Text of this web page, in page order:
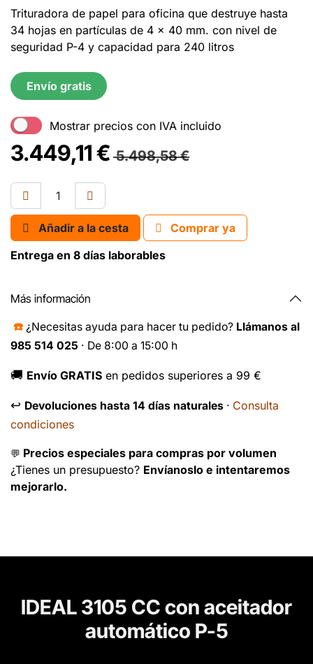
Trituradora de papel para oficina que destruye hasta
34 hojas en partículas de 4 x 40 mm. con nivel de
seguridad P-4 y capacidad para 240 litros
Envío gratis
Mostrar precios con IVA incluido
3.449,11€ 5.498,58€
Añadir a la cesta
Comprar ya
Entrega en 8 días laborables
Más información
☎️ ¿Necesitas ayuda para hacer tu pedido? Llámanos al
985 514 025 · De 8:00 a 15:00 h
🚚 Envío GRATIS en pedidos superiores a 99 €
↩️ Devoluciones hasta 14 días naturales · Consulta
condiciones
💬 Precios especiales para compras por volumen
¿Tienes un presupuesto? Envíanoslo e intentaremos
mejorarlo.
IDEAL 3105 CC con aceitador
automático P-5